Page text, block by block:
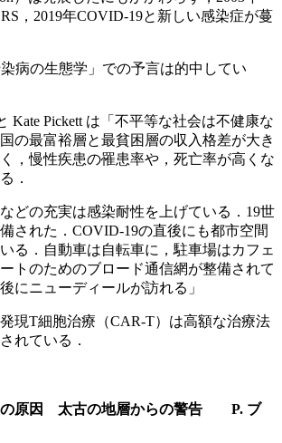
，2019年COVID-19と新しい感染症が蔓
病の生態学」での予言は的中してい
Kate Pickett は「不平等な社会は不健康な
の最富裕層と最貧困層の収入格差が大き
，慢性疾患の罹患率や，死亡率が高くな
．
どの充実は感染耐性を上げている．19世
された．COVID-19の直後にも都市空間
る．自動車は自転車に，駐車場はカフェ
トのためのブロード通信網が整備されて
にニューディールが訪れる」
現T細胞治療（CAR-T）は高額な治療法
れている．
の原因 太古の地層からの警告 P. ブ